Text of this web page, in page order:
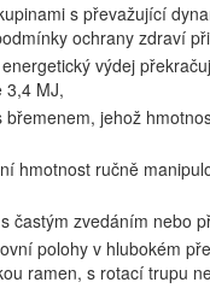
s převažující
ochrany zdraví
výdej
3,4 MJ,
jehož
hmotnost ručně
častým zvedáním nebo
polohy v hlubokém
ramen, s rotací trupu